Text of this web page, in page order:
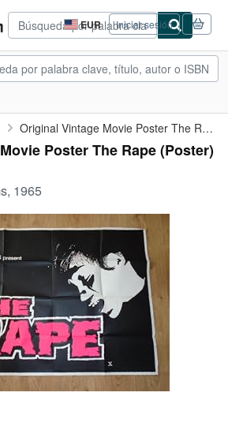
EUR
Preferencias
de
compra
del
Iniciar sesión
CERRAR
Original Vintage Movie Poster The Rape
Poster The Rape (Poster)
1965